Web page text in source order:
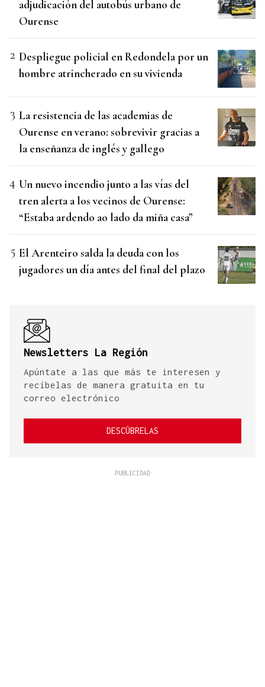
adjudicación del autobús urbano de
Ourense
Despliegue policial en Redondela por un
hombre atrincherado en su vivienda
La resistencia de las academias de
Ourense en verano: sobrevivir gracias a
la enseñanza de inglés y gallego
Un nuevo incendio junto a las vías del
tren alerta a los vecinos de Ourense:
“Estaba ardendo ao lado da miña casa”
El Arenteiro salda la deuda con los
jugadores un día antes del final del plazo
Newsletters La Región
Apúntate a las que más te interesen y
recíbelas de manera gratuita en tu
correo electrónico
DESCÚBRELAS